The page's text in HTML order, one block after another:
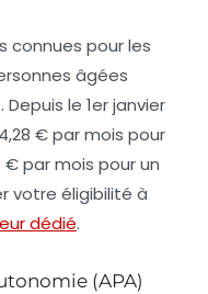
connues pour les
âgées
le 1er janvier
€ par mois pour
€ par mois pour un
votre éligibilité à
dédié.
(APA)